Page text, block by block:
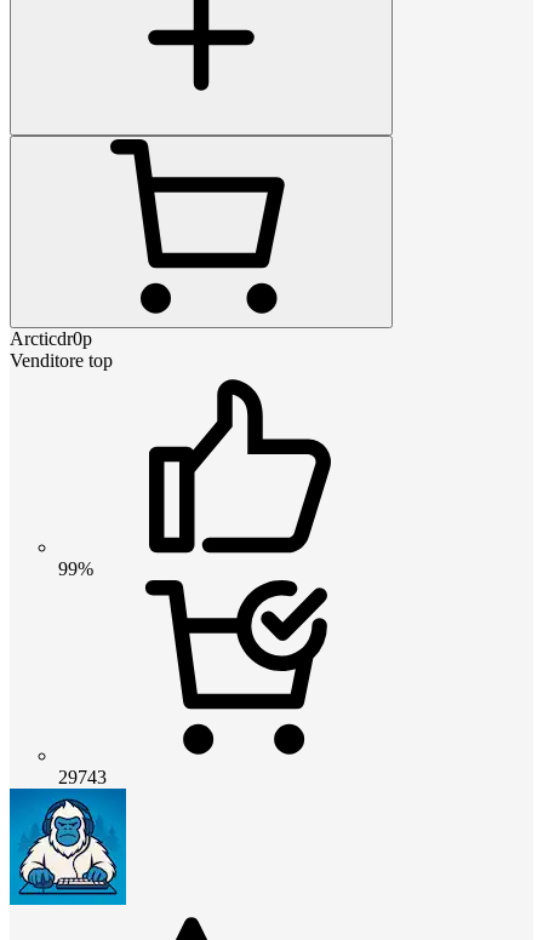
Arcticdr0p
Venditore top
99%
29743